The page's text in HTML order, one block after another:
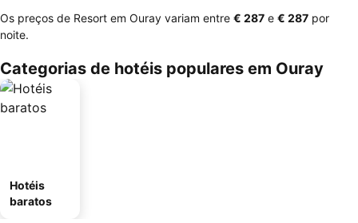
Os preços de Resort em Ouray variam entre ‎€ 287 e ‎€ 287 por
noite.
Categorias de hotéis populares em Ouray
Hotéis
baratos